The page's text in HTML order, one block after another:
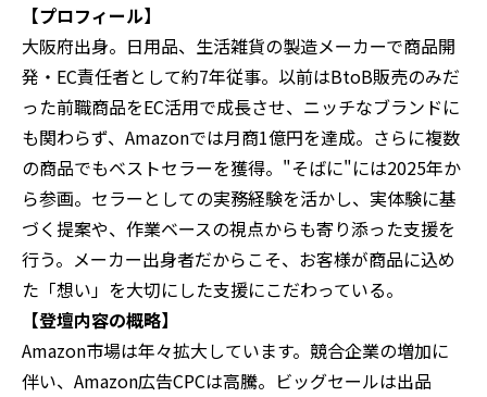
【プロフィール】
大阪府出身。日用品、生活雑貨の製造メーカーで商品開
発・EC責任者として約7年従事。以前はBtoB販売のみだ
った前職商品をEC活用で成長させ、ニッチなブランドに
も関わらず、Amazonでは月商1億円を達成。さらに複数
の商品でもベストセラーを獲得。"そばに"には2025年か
ら参画。セラーとしての実務経験を活かし、実体験に基
づく提案や、作業ベースの視点からも寄り添った支援を
行う。メーカー出身者だからこそ、お客様が商品に込め
た「想い」を大切にした支援にこだわっている。
【登壇内容の概略】‍
Amazon市場は年々拡大しています。競合企業の増加に
伴い、Amazon広告CPCは高騰。ビッグセールは出品